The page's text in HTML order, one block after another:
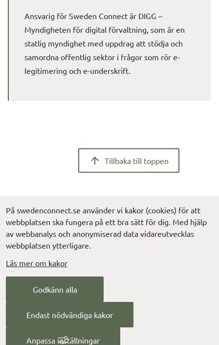
På swedenconnect.se använder vi kakor (cookies) för att
webbplatsen ska fungera på ett bra sätt för dig. Med hjälp
av webbanalys och anonymiserad data vidareutvecklas
webbplatsen ytterligare.
Läs mer om kakor
Godkänn alla
Endast nödvändiga kakor
Anpassa inställningar
Ansvarig för Sweden Connect är DIGG –
Myndigheten för digital förvaltning, som är en
statlig myndighet med uppdrag att stödja och
samordna offentlig sektor i frågor som rör e-
legitimering och e-underskrift.
Tillbaka till toppen
Kontakta support
Rapportera incident
Metadata och tekniska
frågor
Hitta snabbt
Behandling av